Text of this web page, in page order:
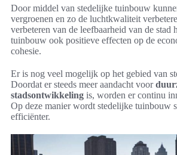
Door middel van stedelijke tuinbouw
vergroenen en zo de luchtkwaliteit
verbeteren van de leefbaarheid van de stad
tuinbouw ook positieve effecten op de
cohesie.
Er is nog veel mogelijk op het gebied van
Doordat er steeds meer aandacht voor
stadsontwikkeling is, worden er continu
Op deze manier wordt stedelijke tuinbouw
efficiënter.